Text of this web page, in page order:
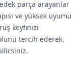
parça arayanlar
ve yüksek uyumu
keyfinizi
tercih ederek,